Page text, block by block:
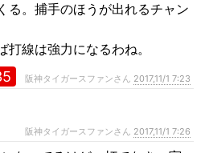
る。捕手のほうが出れるチャン
打線は強力になるわね。
阪神タイガースファンさん 2017,11/1 7:23
阪神タイガースファンさん 2017,11/1 7:26